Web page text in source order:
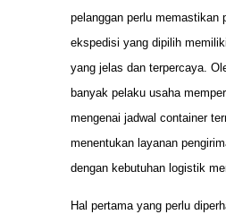
pelanggan perlu memastikan
ekspedisi yang dipilih
yang jelas dan terpercaya.
banyak pelaku usaha
mengenai jadwal container
menentukan layanan
dengan kebutuhan logistik
Hal pertama yang perlu